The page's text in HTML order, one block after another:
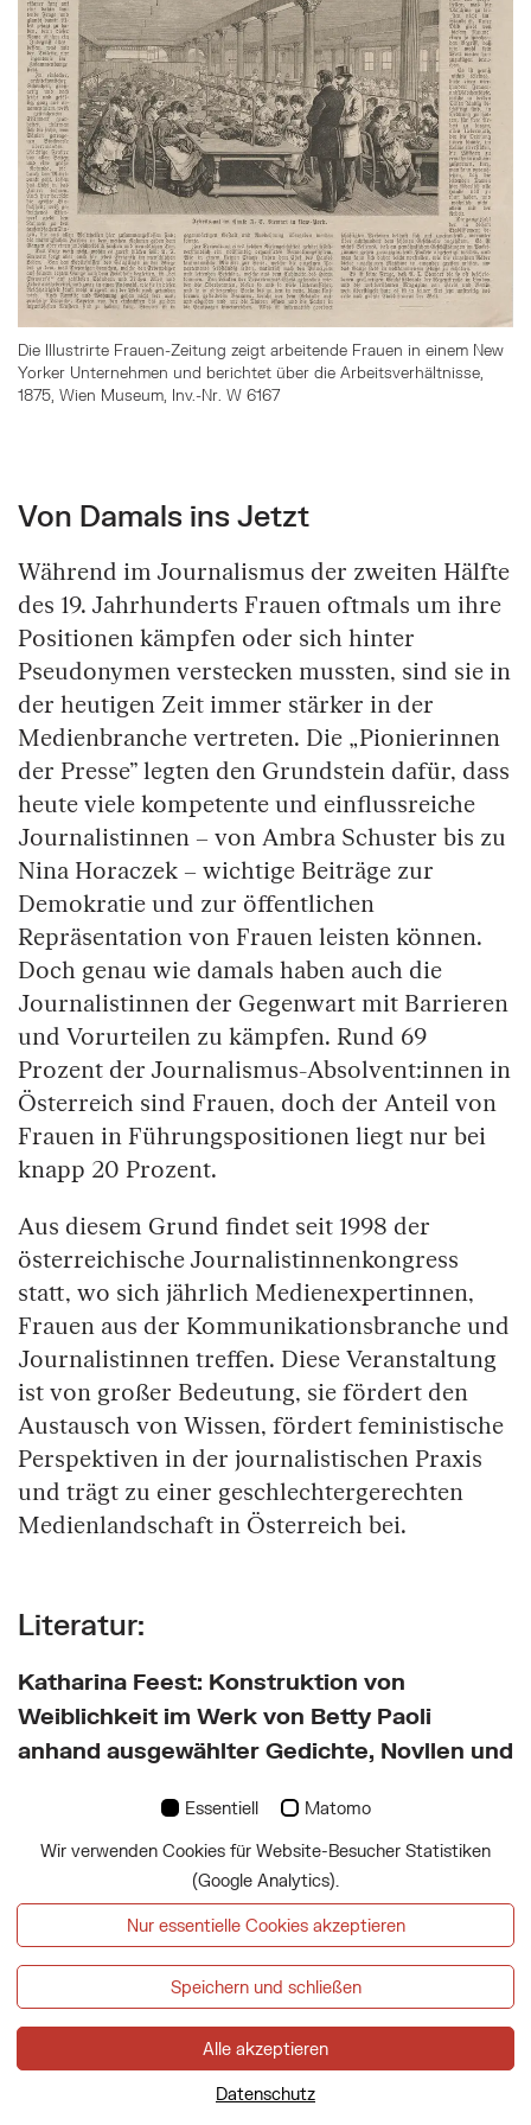
Die Illustrirte Frauen-Zeitung zeigt arbeitende Frauen in einem New
Yorker Unternehmen und berichtet über die Arbeitsverhältnisse,
1875, Wien Museum, Inv.-Nr. W 6167
Springe zum Anfang des Bilder Slider
Von Damals ins Jetzt
Während im Journalismus der zweiten Hälfte
des 19. Jahrhunderts Frauen oftmals um ihre
Positionen kämpfen oder sich hinter
Pseudonymen verstecken mussten, sind sie in
der heutigen Zeit immer stärker in der
Medienbranche vertreten. Die „Pionierinnen
der Presse” legten den Grundstein dafür, dass
heute viele kompetente und einflussreiche
Journalistinnen – von Ambra Schuster bis zu
Nina Horaczek – wichtige Beiträge zur
Demokratie und zur öffentlichen
Repräsentation von Frauen leisten können.
Doch genau wie damals haben auch die
Journalistinnen der Gegenwart mit Barrieren
und Vorurteilen zu kämpfen. Rund 69
Prozent der Journalismus-Absolvent:innen in
Österreich sind Frauen, doch der Anteil von
Frauen in Führungspositionen liegt nur bei
knapp 20 Prozent.
Aus diesem Grund findet seit 1998 der
österreichische Journalistinnenkongress
statt, wo sich jährlich Medienexpertinnen,
Frauen aus der Kommunikationsbranche und
Journalistinnen treffen. Diese Veranstaltung
ist von großer Bedeutung, sie fördert den
Austausch von Wissen, fördert feministische
Perspektiven in der journalistischen Praxis
und trägt zu einer geschlechtergerechten
Medienlandschaft in Österreich bei.
Literatur:
Katharina Feest: Konstruktion von
Weiblichkeit im Werk von Betty Paoli
anhand ausgewählter Gedichte, Novllen und
Universität Graz, 2015,
https://unipub.uni-
graz.at/obvugrhs/content/titleinfo/848002/
Margret Friedrich: Die „Frauenfrage".
Weibliche Bildung und Erwerbsarbeit, in:
Kos, Wolfgang; Gleis, Ralph: Experiment
Metropole 1873: Wien und die
Weltausstellung. Wien: Czernin, 2014, S. 222-
229.
Essentiell Matomo
Wir verwenden Cookies für Website-Besucher Statistiken
(Google Analytics).
Nur essentielle Cookies akzeptieren
Speichern und schließen
Alle akzeptieren
Datenschutz